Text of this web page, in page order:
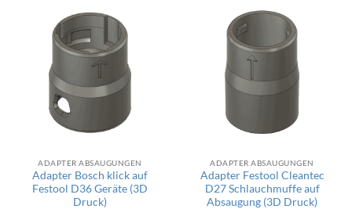
ADAPTER ABSAUGUNGEN
Adapter Bosch klick auf
Festool D36 Geräte (3D
Druck)
ADAPTER ABSAUGUNGEN
Adapter Festool Cleantec
D27 Schlauchmuffe auf
Absaugung (3D Druck)